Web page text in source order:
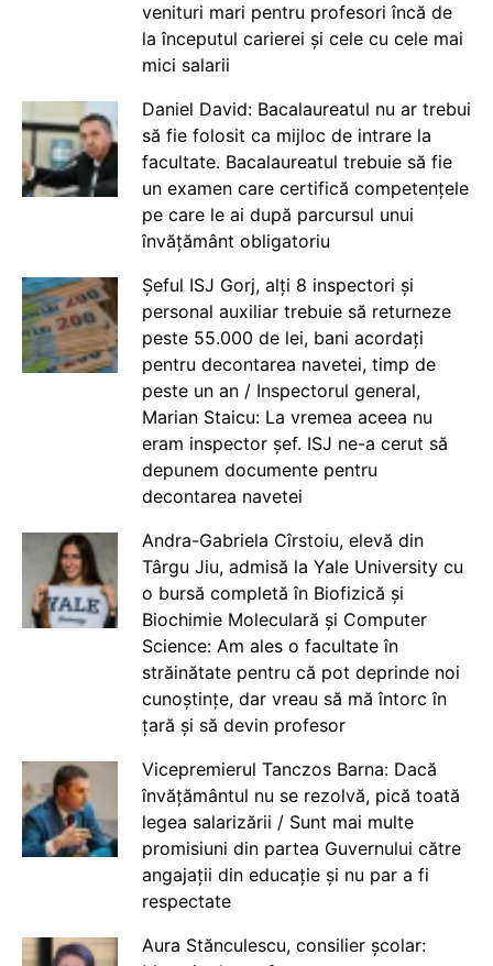
venituri mari pentru profesori încă de
la începutul carierei și cele cu cele mai
mici salarii
Daniel David: Bacalaureatul nu ar trebui
să fie folosit ca mijloc de intrare la
facultate. Bacalaureatul trebuie să fie
un examen care certifică competențele
pe care le ai după parcursul unui
învățământ obligatoriu
Șeful ISJ Gorj, alți 8 inspectori și
personal auxiliar trebuie să returneze
peste 55.000 de lei, bani acordați
pentru decontarea navetei, timp de
peste un an / Inspectorul general,
Marian Staicu: La vremea aceea nu
eram inspector șef. ISJ ne-a cerut să
depunem documente pentru
decontarea navetei
Andra-Gabriela Cîrstoiu, elevă din
Târgu Jiu, admisă la Yale University cu
o bursă completă în Biofizică și
Biochimie Moleculară și Computer
Science: Am ales o facultate în
străinătate pentru că pot deprinde noi
cunoștințe, dar vreau să mă întorc în
țară și să devin profesor
Vicepremierul Tanczos Barna: Dacă
învățământul nu se rezolvă, pică toată
legea salarizării / Sunt mai multe
promisiuni din partea Guvernului către
angajații din educație și nu par a fi
respectate
Aura Stănculescu, consilier școlar: